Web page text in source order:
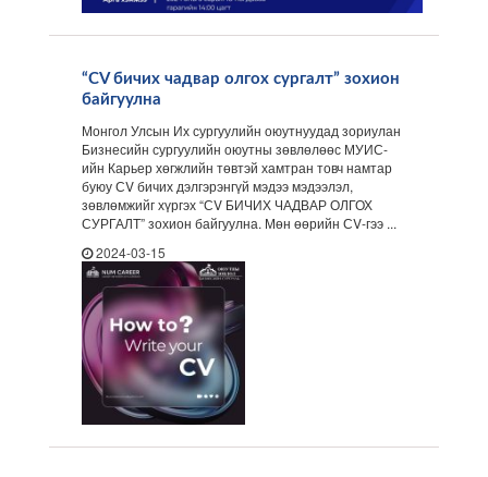
“CV бичих чадвар олгох сургалт” зохион
байгуулна
Монгол Улсын Их сургуулийн оюутнуудад зориулан
Бизнесийн сургуулийн оюутны зөвлөлөөс МУИС-
ийн Карьер хөгжлийн төвтэй хамтран товч намтар
буюу СV бичих дэлгэрэнгүй мэдээ мэдээлэл,
зөвлөмжийг хүргэх “СV БИЧИХ ЧАДВАР ОЛГОХ
СУРГАЛТ” зохион байгуулна. Мөн өөрийн СV-гээ ...
2024-03-15